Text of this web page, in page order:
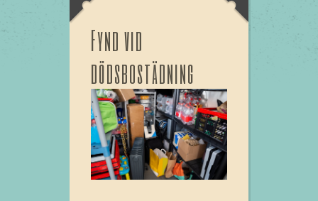
Fynd vid
dödsbostädning